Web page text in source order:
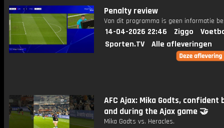
Penalty review
Van dit programma is geen informatie
14-04-2026 22:46 Ziggo
Sporten.TV
Alle afleveringen
AFC Ajax: Mika Godts, confident
and during the Ajax game 🤝 ​⁠
Mika Godts vs. Heracles.